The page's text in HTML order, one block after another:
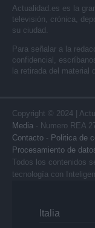
Actualidad.es es la
televisión, crónica,
su ciudad.
Para señalar a la
confidencial,
la retirada del material
Copyright © 2024 |
Media - Numero REA
Contacto - Politica de
Procesamiento de
Todos los contenidos
tecnología con
Italia